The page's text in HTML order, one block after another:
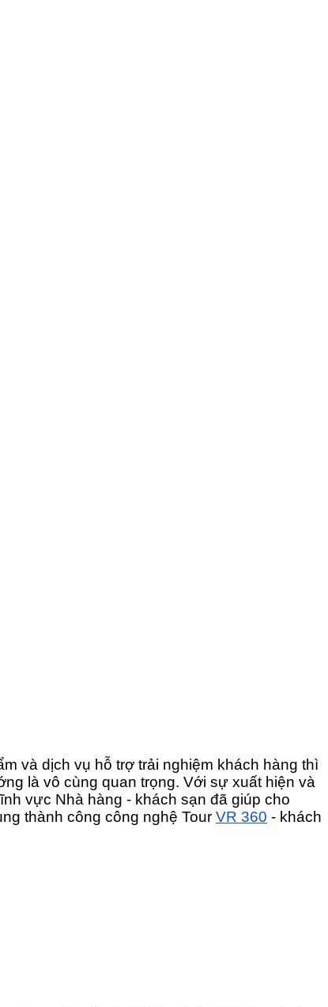
và dịch vụ hỗ trợ trải nghiệm khách hàng thì
là vô cùng quan trọng. Với sự xuất hiện và
vực Nhà hàng - khách sạn đã giúp cho
thành công công nghệ Tour VR 360 - khách